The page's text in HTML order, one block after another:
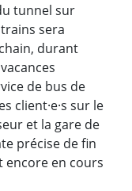
tunnel sur
sera
durant
de bus de
client·e·s sur le
et la gare de
précise de fin
en cours